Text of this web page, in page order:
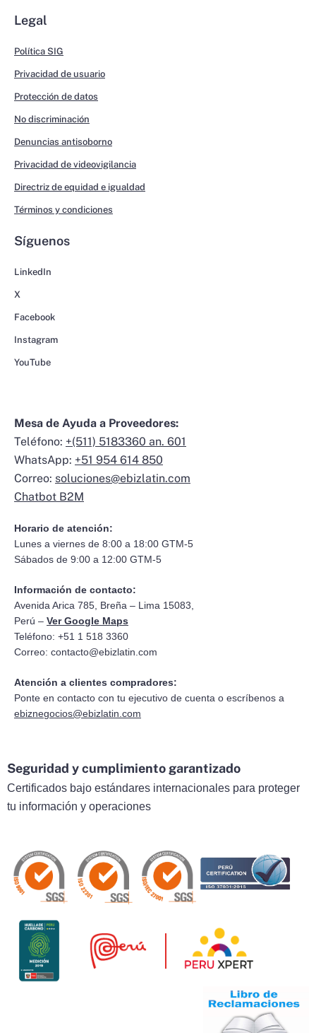
Legal
Política SIG
Privacidad de usuario
Protección de datos
No discriminación
Denuncias antisoborno
Privacidad de videovigilancia
Directriz de equidad e igualdad
Términos y condiciones
Síguenos
LinkedIn
X
Facebook
Instagram
YouTube
Mesa de Ayuda a Proveedores:
Teléfono: +(511) 5183360 an. 601
WhatsApp: +51 954 614 850
Correo: soluciones@ebizlatin.com
Chatbot B2M
Horario de atención:
Lunes a viernes de 8:00 a 18:00 GTM-5
Sábados de 9:00 a 12:00 GTM-5
Información de contacto:
Avenida Arica 785, Breña – Lima 15083,
Perú – Ver Google Maps
Teléfono: +51 1 518 3360
Correo: contacto@ebizlatin.com
Atención a clientes compradores:
Ponte en contacto con tu ejecutivo de cuenta o escríbenos a
ebiznegocios@ebizlatin.com
Seguridad y cumplimiento garantizado
Certificados bajo estándares internacionales para proteger
tu información y operaciones